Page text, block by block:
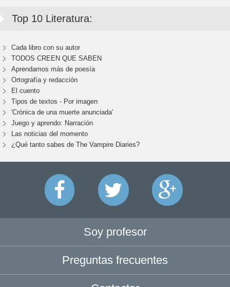
Top 10 Literatura:
Cada libro con su autor
TODOS CREEN QUE SABEN
Aprendamos más de poesía
Ortografía y redacción
El cuento
Tipos de textos - Por imagen
'Crónica de una muerte anunciada'
Juego y aprendo: Narración
Las noticias del momento
¿Qué tanto sabes de The Vampire Diaries?
Soy profesor
Preguntas frecuentes